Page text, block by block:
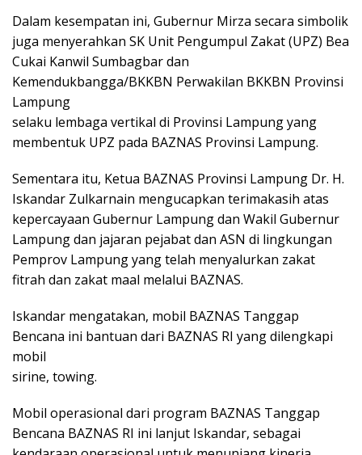
Dalam kesempatan ini, Gubernur Mirza secara simbolik
juga menyerahkan SK Unit Pengumpul Zakat (UPZ) Bea
Cukai Kanwil Sumbagbar dan
Kemendukbangga/BKKBN Perwakilan BKKBN Provinsi
Lampung
selaku lembaga vertikal di Provinsi Lampung yang
membentuk UPZ pada BAZNAS Provinsi Lampung.
Sementara itu, Ketua BAZNAS Provinsi Lampung Dr. H.
Iskandar Zulkarnain mengucapkan terimakasih atas
kepercayaan Gubernur Lampung dan Wakil Gubernur
Lampung dan jajaran pejabat dan ASN di lingkungan
Pemprov Lampung yang telah menyalurkan zakat
fitrah dan zakat maal melalui BAZNAS.
Iskandar mengatakan, mobil BAZNAS Tanggap
Bencana ini bantuan dari BAZNAS RI yang dilengkapi
mobil
sirine, towing.
Mobil operasional dari program BAZNAS Tanggap
Bencana BAZNAS RI ini lanjut Iskandar, sebagai